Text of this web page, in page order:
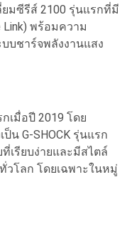
ยมซีรีส์ 2100 รุ่นแรกที่มี
พร้อมความ
บชาร์จพลังงานแสง
กเมื่อปี 2019 โดย
ป็น G-SHOCK รุ่นแรก
เรียบง่ายและมีสไตล์
วโลก โดยเฉพาะในหมู่